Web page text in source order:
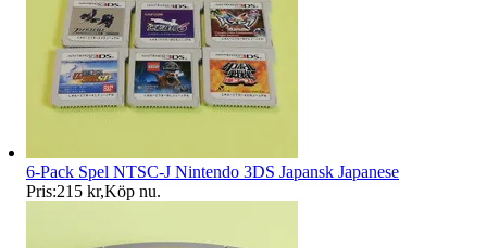
6-Pack Spel NTSC-J Nintendo 3DS Japansk Japanese
Pris:215 kr,Köp nu.